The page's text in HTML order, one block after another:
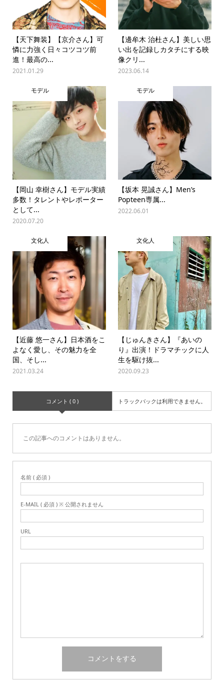
【天下舞装】【京介さん】可
憐に力強く日々コツコツ前
進！最高の...
2021.01.29
【邊牟木 治杜さん】美しい思
い出を記録しカタチにする映
像クリ...
2023.06.14
モデル
【岡山 幸樹さん】モデル実績
多数！タレントやレポーター
として...
2020.07.20
モデル
【坂本 晃誠さん】Men’s
Popteen専属...
2022.06.01
文化人
【近藤 悠一さん】日本酒をこ
よなく愛し、その魅力を全
国、そし...
2021.03.24
文化人
【じゅんきさん】『あいの
り』出演！ドラマチックに人
生を駆け抜...
2020.09.23
コメント ( 0 ) トラックバックは利用できません。
この記事へのコメントはありません。
名前 ( 必須 )
E-MAIL ( 必須 ) ※ 公開されません
URL